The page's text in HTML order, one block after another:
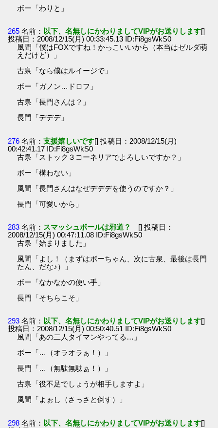
ボー「わりと」
265 名前： 以下、名無しにかわりましてVIPがお送りします[]
投稿日：2008/12/15(月) 00:33:45.13 ID:Fi8gsWkS0
風間「僕はFOXですね！かっこいいから（本当はゼルダ萌
えだけど）」
古泉「なら僕はルイージで」
ボー「ガノン…ドロフ」
古泉「長門さんは？」
長門「デデデ」
276 名前：支援嬉しいです[] 投稿日：2008/12/15(月)
00:42:41.17 ID:Fi8gsWkS0
古泉「ストック３コーネリアでよろしいですか？」
ボー「構わない」
風間「長門さんはなぜデデデを使うのですか？」
長門「可愛いから」
283 名前： スマッシュボールは邪道？ [] 投稿日：
2008/12/15(月) 00:47:11.08 ID:Fi8gsWkS0
古泉「始まりました」
風間「よし！（まずはボーちゃん、次に古泉、最後は長門
たん、だな♪）」
ボー「なかなかの使い手」
長門「そちらこそ」
293 名前： 以下、名無しにかわりましてVIPがお送りします[]
投稿日：2008/12/15(月) 00:50:40.51 ID:Fi8gsWkS0
風間「あの二人タイマンやってる…」
ボー「…（オラオラぁ！）」
長門「…（無駄無駄ぁ！）」
古泉「役不足でしょうが相手しますよ」
風間「よぉし（さっさと倒す）」
298 名前： 以下、名無しにかわりましてVIPがお送りします[]